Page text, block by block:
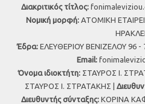
Διακριτικός τίτλος:
Νομική μορφή: ΑΤΟΜΙΚΗ
Έδρα: ΕΛΕΥΘΕΡΙΟΥ ΒΕΝΙΖΕΛΟΥ 96 -
Εmail:
Όνομα ιδιοκτήτη: ΣΤΑΥΡΟΣ Ι.
ΣΤΑΥΡΟΣ Ι. ΣΤΡΑΤΑΚΗΣ |
Διευθυντής σύνταξης:ΚΟΡΙΝΑ